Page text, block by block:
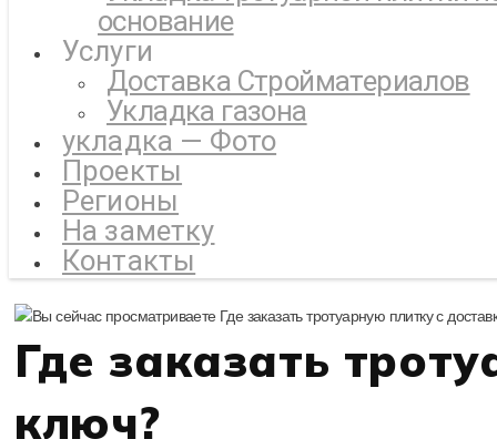
основание
Услуги
Доставка Стройматериалов
Укладка газона
укладка — Фото
Проекты
Регионы
На заметку
Контакты
Где заказать
ключ?